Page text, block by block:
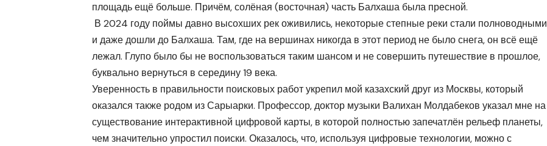
площадь ещё больше. Причём, солёная (восточная) часть Балхаша была пресной.
В 2024 году поймы давно высохших рек оживились, некоторые степные реки стали полноводными
и даже дошли до Балхаша. Там, где на вершинах никогда в этот период не было снега, он всё ещё
лежал. Глупо было бы не воспользоваться таким шансом и не совершить путешествие в прошлое,
буквально вернуться в середину 19 века.
Уверенность в правильности поисковых работ укрепил мой казахский друг из Москвы, который
оказался также родом из Сарыарки. Профессор, доктор музыки Валихан Молдабеков указал мне на
существование интерактивной цифровой карты, в которой полностью запечатлён рельеф планеты,
чем значительно упростил поиски. Оказалось, что, используя цифровые технологии, можно с